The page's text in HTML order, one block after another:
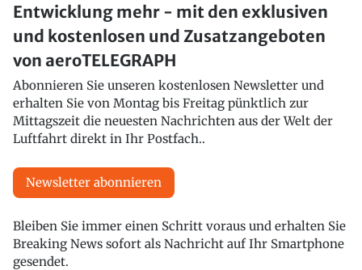
Entwicklung mehr - mit den exklusiven
und kostenlosen und Zusatzangeboten
von aeroTELEGRAPH
Abonnieren Sie unseren kostenlosen Newsletter und
erhalten Sie von Montag bis Freitag pünktlich zur
Mittagszeit die neuesten Nachrichten aus der Welt der
Luftfahrt direkt in Ihr Postfach..
Newsletter abonnieren
Bleiben Sie immer einen Schritt voraus und erhalten Sie
Breaking News sofort als Nachricht auf Ihr Smartphone
gesendet.